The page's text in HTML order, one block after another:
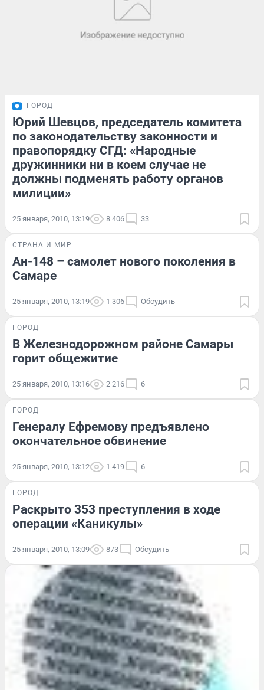
ГОРОД
Юрий Шевцов, председатель комитета
по законодательству законности и
правопорядку СГД: «Народные
дружинники ни в коем случае не
должны подменять работу органов
милиции»
25 января, 2010, 13:19 8 406 33
СТРАНА И МИР
Ан-148 – самолет нового поколения в
Самаре
25 января, 2010, 13:19 1 306 Обсудить
ГОРОД
В Железнодорожном районе Самары
горит общежитие
25 января, 2010, 13:16 2 216 6
ГОРОД
Генералу Ефремову предъявлено
окончательное обвинение
25 января, 2010, 13:12 1 419 6
ГОРОД
Раскрыто 353 преступления в ходе
операции «Каникулы»
25 января, 2010, 13:09 873 Обсудить